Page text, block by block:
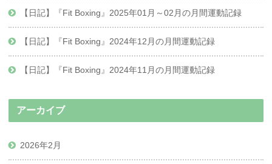
【日記】『Fit Boxing』2025年01月～02月の月間運動記録
【日記】『Fit Boxing』2024年12月の月間運動記録
【日記】『Fit Boxing』2024年11月の月間運動記録
アーカイブ
2026年2月